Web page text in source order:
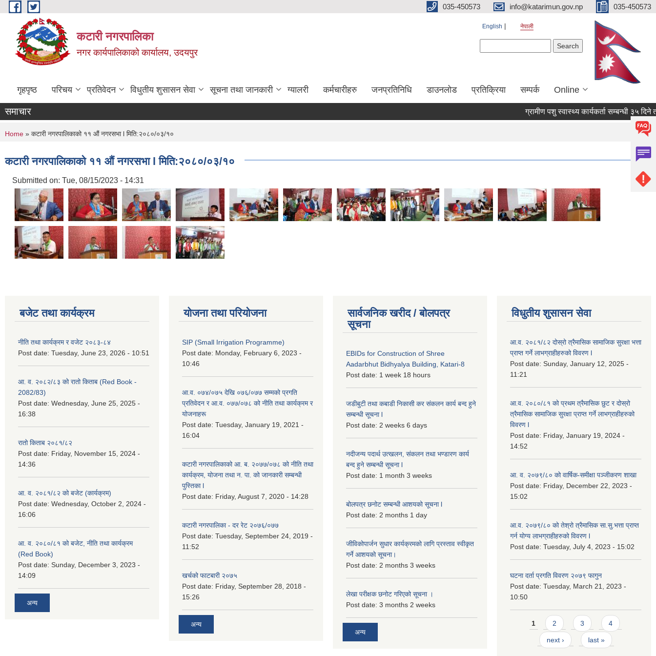
Skip to main content 035-450573 info@katarimun.gov.np 035-450573
कटारी नगरपालिका
नगर कार्यपालिकाको कार्यालय, उदयपुर
English नेपाली
गृहपृष्ठ परिचय प्रतिवेदन विधुतीय शुसासन सेवा सूचना तथा जानकारी ग्यालरी कर्मचारीहरु जनप्रतिनिधि डाउनलोड प्रतिक्रिया सम्पर्क Online
समाचार ग्रामीण पशु स्वास्थ्य कार्यकर्ता सम्बन्धी ३५ दिने
You are here
Home » कटारी नगरपालिकाको ११ औं नगरसभा l मिति:२०८०/०३/१०
कटारी नगरपालिकाको ११ औं नगरसभा l मिति:२०८०/०३/१०
Submitted on: Tue, 08/15/2023 - 14:31
बजेट तथा कार्यक्रम
नीति तथा कार्यक्रम र वजेट २०८३-८४
Post date: Tuesday, June 23, 2026 - 10:51
आ. व. २०८२/८३ को रातो किताब (Red Book -
2082/83)
Post date: Wednesday, June 25, 2025 -
16:38
रातो किताब २०८१/८२
Post date: Friday, November 15, 2024 -
14:36
आ. व. २०८१/८२ को बजेट (कार्यक्रम)
Post date: Wednesday, October 2, 2024 -
16:06
आ. व. २०८०/८१ को बजेट, नीति तथा कार्यक्रम
(Red Book)
Post date: Sunday, December 3, 2023 -
14:09
अन्य
योजना तथा परियोजना
SIP (Small Irrigation Programme)
Post date: Monday, February 6, 2023 -
10:46
आ.व. ०७४/०७५ देखि ०७६/०७७ सम्मको प्रगति
प्रतिवेदन र आ.व. ०७७/०७८ को नीति तथा कार्यक्रम र
योजनाहरू
Post date: Tuesday, January 19, 2021 -
16:04
कटारी नगरपालिकाको आ. ब. २०७७/०७८ को नीति तथा
कार्यक्रम, योजना तथा न. पा. को जानकारी सम्बन्धी
पुस्तिका l
Post date: Friday, August 7, 2020 - 14:28
कटारी नगरपालिका - दर रेट २०७६/०७७
Post date: Tuesday, September 24, 2019 -
11:52
खर्चको फाटबारी २०७५
Post date: Friday, September 28, 2018 -
15:26
अन्य
सार्वजनिक खरीद / बोलपत्र
सूचना
EBIDs for Construction of Shree
Aadarbhut Bidhyalya Building, Katari-8
Post date: 1 week 18 hours
जडीबुटी तथा कबाडी निकासी कर संकलन कार्य बन्द हुने
सम्बन्धी सूचना l
Post date: 2 weeks 6 days
नदीजन्य पदार्थ उत्खलन, संकलन तथा भण्डारण कार्य
बन्द हुने सम्बन्धी सूचना l
Post date: 1 month 3 weeks
बोलपत्र छनोट सम्बन्धी आशयको सूचना l
Post date: 2 months 1 day
जीविकोपार्जन सुधार कार्यक्रमको लागि प्रस्ताव स्वीकृत
गर्ने आशयको सूचना।
Post date: 2 months 3 weeks
लेखा परीक्षक छनोट गरिएको सूचना ।
Post date: 3 months 2 weeks
अन्य
विधुतीय शुसासन सेवा
आ.व. २०८१/८२ दोस्रो त्रैमासिक सामाजिक सुरक्षा भत्ता
प्राप्त गर्ने लाभग्राहीहरुको विवरण l
Post date: Sunday, January 12, 2025 -
11:21
आ.व. २०८०/८१ को प्रथम त्रैमासिक छुट र दोस्रो
त्रैमासिक सामाजिक सुरक्षा प्राप्त गर्ने लाभग्राहीहरुको
विवरण l
Post date: Friday, January 19, 2024 -
14:52
आ. व. २०७९/८० को वार्षिक-समीक्षा पञ्जीकरण शाखा
Post date: Friday, December 22, 2023 -
15:02
आ.व. २०७९/८० को तेश्रो त्रैमासिक सा.सु.भ‍त्ता प्राप्त
गर्न योग्य लाभग्राहीहरुको विवरण l
Post date: Tuesday, July 4, 2023 - 15:02
घटना दर्ता प्रगति विवरण २०७९ फागुन
Post date: Tuesday, March 21, 2023 -
10:50
Pages
1 2 3 4
next › last »